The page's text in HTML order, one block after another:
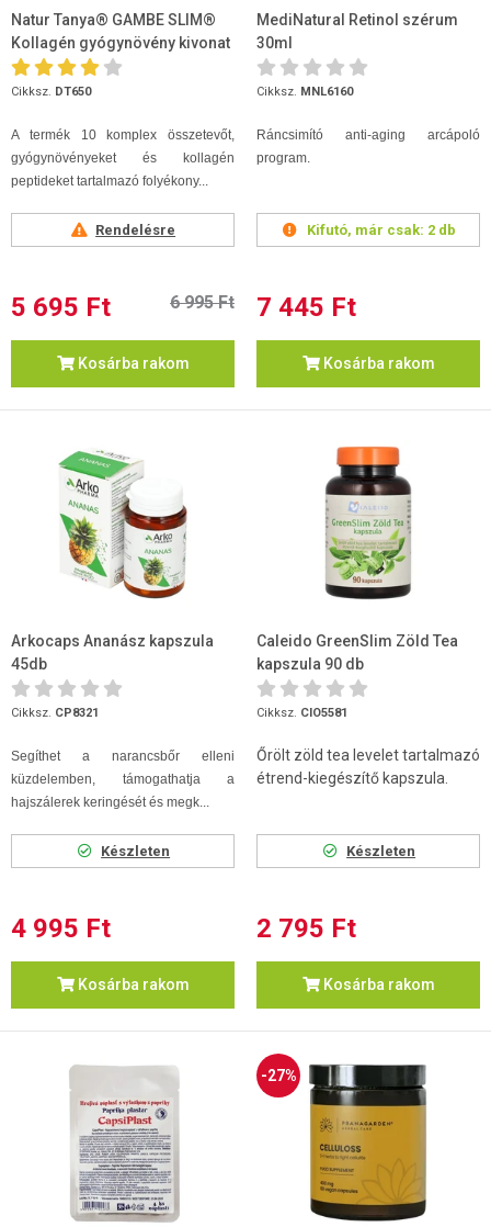
Natur Tanya® GAMBE SLIM®
Kollagén gyógynövény kivonat
500ml
Cikksz. DT650
A termék 10 komplex összetevőt,
gyógynövényeket és kollagén
peptideket tartalmazó folyékony...
Rendelésre
5 695 Ft 6 995 Ft
Kosárba rakom
MediNatural Retinol szérum
30ml
Cikksz. MNL6160
Ráncsimító anti-aging arcápoló
program.
Kifutó, már csak: 2 db
7 445 Ft
Kosárba rakom
Arkocaps Ananász kapszula
45db
Cikksz. CP8321
Segíthet a narancsbőr elleni
küzdelemben, támogathatja a
hajszálerek keringését és megk...
Készleten
4 995 Ft
Kosárba rakom
Caleido GreenSlim Zöld Tea
kapszula 90 db
Cikksz. CIO5581
Őrölt zöld tea levelet tartalmazó
étrend-kiegészítő kapszula.
Készleten
2 795 Ft
Kosárba rakom
-27%